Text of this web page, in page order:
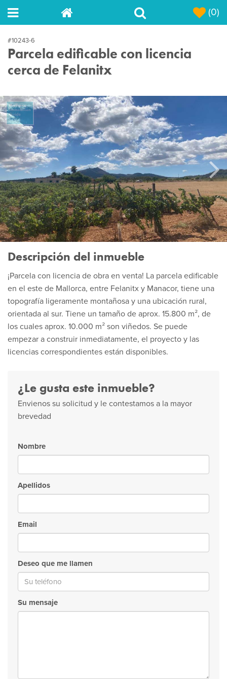
(0)
#10243-6
Parcela edificable con licencia
cerca de Felanitx
Next
Descripción del inmueble
¡Parcela con licencia de obra en venta! La parcela edificable
en el este de Mallorca, entre Felanitx y Manacor, tiene una
topografía ligeramente montañosa y una ubicación rural,
orientada al sur. Tiene un tamaño de aprox. 15.800 m², de
los cuales aprox. 10.000 m² son viñedos. Se puede
empezar a construir inmediatamente, el proyecto y las
licencias correspondientes están disponibles.
¿Le gusta este inmueble?
Envienos su solicitud y le contestamos a la mayor
brevedad
Nombre
Apellidos
Email
Deseo que me llamen
Su mensaje